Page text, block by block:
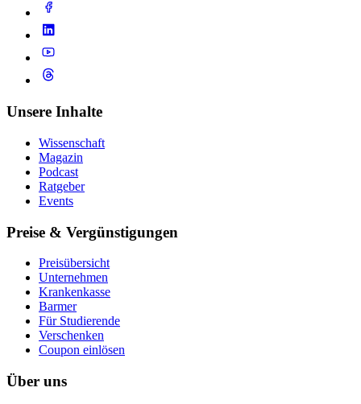
Unsere Inhalte
Wissenschaft
Magazin
Podcast
Ratgeber
Events
Preise & Vergünstigungen
Preisübersicht
Unternehmen
Krankenkasse
Barmer
Für Studierende
Ver­schen­ken
Coupon einlösen
Über uns